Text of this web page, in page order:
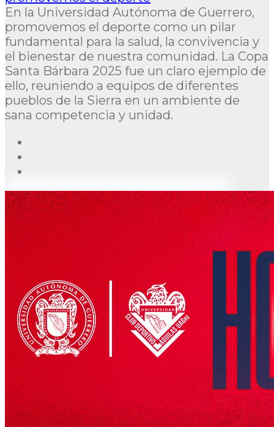
En la Universidad Autónoma de Guerrero,
promovemos el deporte como un pilar
fundamental para la salud, la convivencia y
el bienestar de nuestra comunidad. La Copa
Santa Bárbara 2025 fue un claro ejemplo de
ello, reuniendo a equipos de diferentes
pueblos de la Sierra en un ambiente de
sana competencia y unidad.